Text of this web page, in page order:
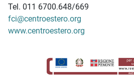
Tel. 011 6700.648/669
fci@centroestero.org
www.centroestero.org